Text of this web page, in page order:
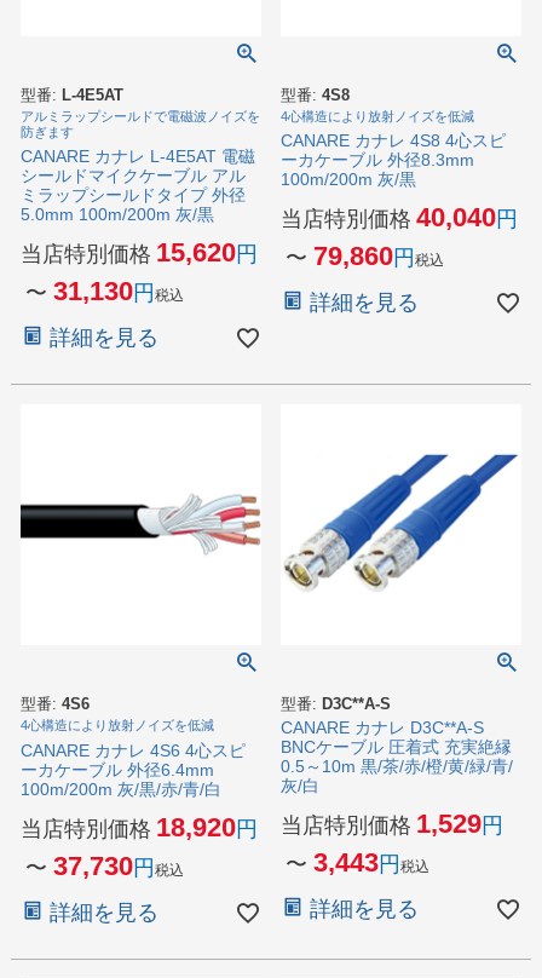
型番: L-4E5AT
アルミラップシールドで電磁波ノイズを
防ぎます
CANARE カナレ L-4E5AT 電磁
シールドマイクケーブル アル
ミラップシールドタイプ 外径
5.0mm 100m/200m 灰/黒
当店特別価格 15,620
〜 31,130 税込
詳細を見る
型番: 4S8
4心構造により放射ノイズを低減
CANARE カナレ 4S8 4心スピ
ーカケーブル 外径8.3mm
100m/200m 灰/黒
当店特別価格 40,040
〜 79,860 税込
詳細を見る
型番: 4S6
4心構造により放射ノイズを低減
CANARE カナレ 4S6 4心スピ
ーカケーブル 外径6.4mm
100m/200m 灰/黒/赤/青/白
当店特別価格 18,920
〜 37,730 税込
詳細を見る
型番: D3C**A-S
CANARE カナレ D3C**A-S
BNCケーブル 圧着式 充実絶縁
0.5～10m 黒/茶/赤/橙/黄/緑/青/
灰/白
当店特別価格 1,529
〜 3,443 税込
詳細を見る